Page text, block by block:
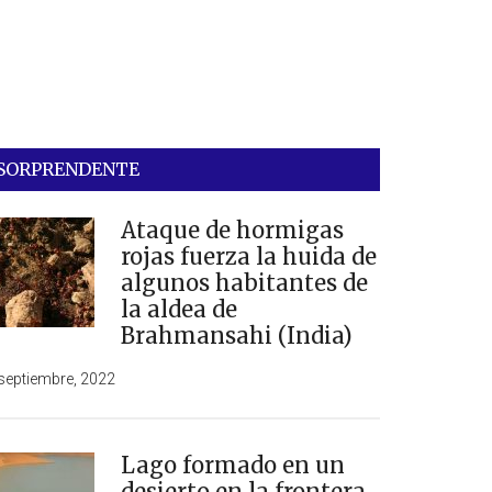
Ataque de hormigas
rojas fuerza la huida de
algunos habitantes de
la aldea de
Brahmansahi (India)
2022
Lago formado en un